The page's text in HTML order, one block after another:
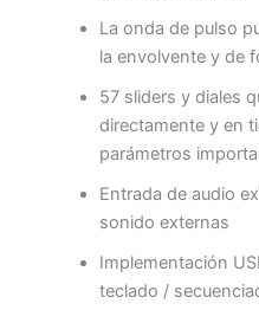
La onda de pulso
la envolvente y de
57 sliders y diales
directamente y en
parámetros
Entrada de audio
sonido externas
Implementación
teclado /